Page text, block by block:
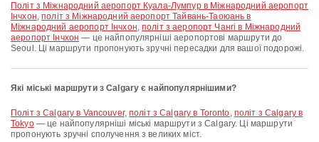
політ з Міжнародний аеропорт Куала-Лумпур в Міжнародний аеропорт
Інчхон,політ з Міжнародний аеропорт Тайвань-Таоюань в
Міжнародний аеропорт Інчхон,політ з аеропорт Чангі в Міжнародний
аеропорт Інчхон — це найпопулярніші аеропортові маршрути до
Seoul. Ці маршрути пропонують зручні пересадки для вашої подорожі.
Які міські маршрути з Calgary є найпопулярнішими?
політ з Calgary в Vancouver,політ з Calgary в Toronto, політ з Calgary в
Tokyo— це найпопулярніші міські маршрути з Calgary. Ці маршрути
пропонують зручні сполучення з великих міст.